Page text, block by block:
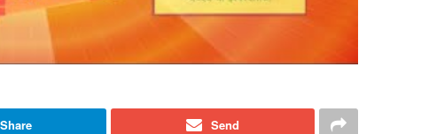
Share Send